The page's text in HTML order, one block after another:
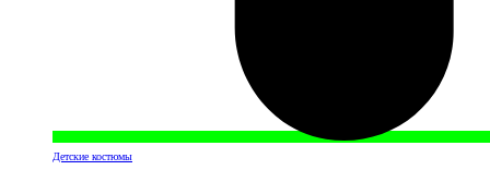
Детские костюмы